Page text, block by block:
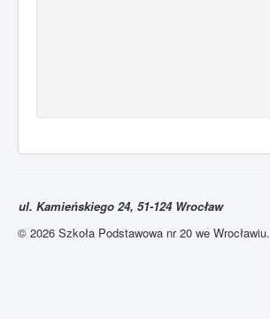
ul. Kamieńskiego 24, 51-124 Wrocław
© 2026 Szkoła Podstawowa nr 20 we Wrocławiu.